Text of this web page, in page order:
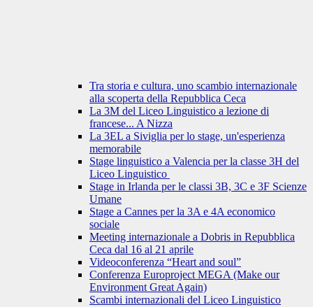
Tra storia e cultura, uno scambio internazionale
alla scoperta della Repubblica Ceca
La 3M del Liceo Linguistico a lezione di
francese... A Nizza
La 3EL a Siviglia per lo stage, un'esperienza
memorabile
Stage linguistico a Valencia per la classe 3H del
Liceo Linguistico
Stage in Irlanda per le classi 3B, 3C e 3F Scienze
Umane
Stage a Cannes per la 3A e 4A economico
sociale
Meeting internazionale a Dobris in Repubblica
Ceca dal 16 al 21 aprile
Videoconferenza “Heart and soul”
Conferenza Europroject MEGA (Make our
Environment Great Again)
Scambi internazionali del Liceo Linguistico